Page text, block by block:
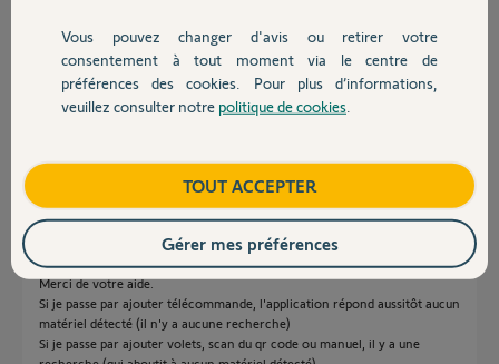
Devis avec un pro
Contact
Bonjour
Vous utilisez bien le menu
Télécommandes
Somfy
il y a 30 jours
Merci de votre aide.
Si je passe par ajouter télécommande, l'application répond aussitôt aucun
matériel détecté (il n'y a aucune recherche)
Si je passe par ajouter volets, scan du qr code ou manuel, il y a une
Vous pouvez changer d'avis ou retirer votre
consentement à tout moment via le centre de
préférences des cookies. Pour plus d’informations,
veuillez consulter notre politique de cookies
TOUT ACCEPTER
Gérer mes préférences